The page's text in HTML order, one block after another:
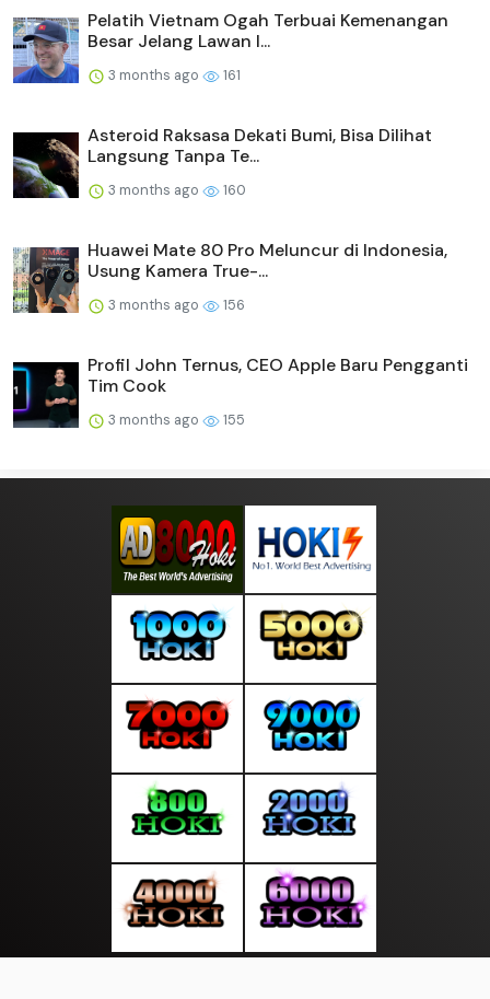
Pelatih Vietnam Ogah Terbuai Kemenangan
Besar Jelang Lawan I...
3 months ago 161
Asteroid Raksasa Dekati Bumi, Bisa Dilihat
Langsung Tanpa Te...
3 months ago 160
Huawei Mate 80 Pro Meluncur di Indonesia,
Usung Kamera True-...
3 months ago 156
Profil John Ternus, CEO Apple Baru Pengganti
Tim Cook
3 months ago 155